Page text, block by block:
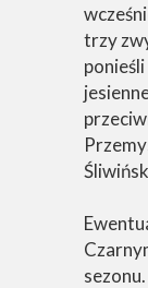
trzy